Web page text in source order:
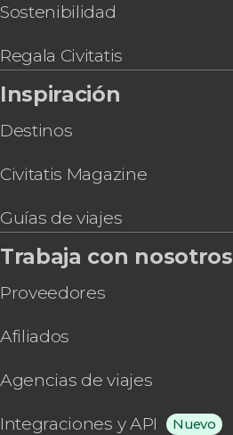
Sostenibilidad
Regala Civitatis
Inspiración
Destinos
Civitatis Magazine
Guías de viajes
Trabaja con nosotros
Proveedores
Afiliados
Agencias de viajes
Integraciones y API Nuevo